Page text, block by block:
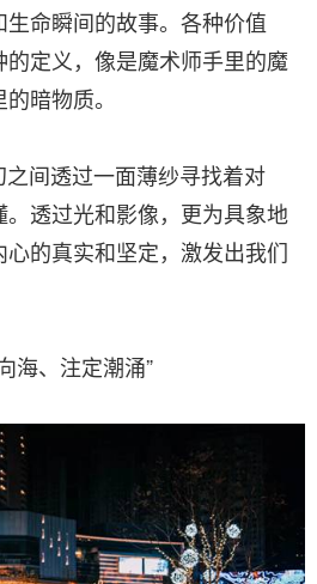
命瞬间的故事。各种价值
定义，像是魔术师手里的魔
暗物质。
间透过一面薄纱寻找着对
透过光和影像，更为具象地
的真实和坚定，激发出我们
、注定潮涌”